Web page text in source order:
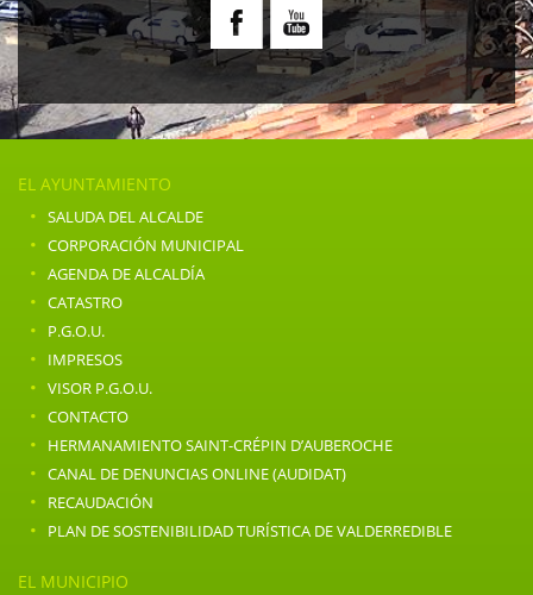
EL AYUNTAMIENTO
· SALUDA DEL ALCALDE
· CORPORACIÓN MUNICIPAL
· AGENDA DE ALCALDÍA
· CATASTRO
· P.G.O.U.
· IMPRESOS
· VISOR P.G.O.U.
· CONTACTO
· HERMANAMIENTO SAINT-CRÉPIN D’AUBEROCHE
· CANAL DE DENUNCIAS ONLINE (AUDIDAT)
· RECAUDACIÓN
· PLAN DE SOSTENIBILIDAD TURÍSTICA DE VALDERREDIBLE
EL MUNICIPIO